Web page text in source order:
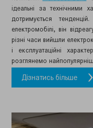
ідеальні за технічними
дотримується
електромобілі, він
різні часи вийшли
і експлуатаційні
розглянемо
Дізнатись більше